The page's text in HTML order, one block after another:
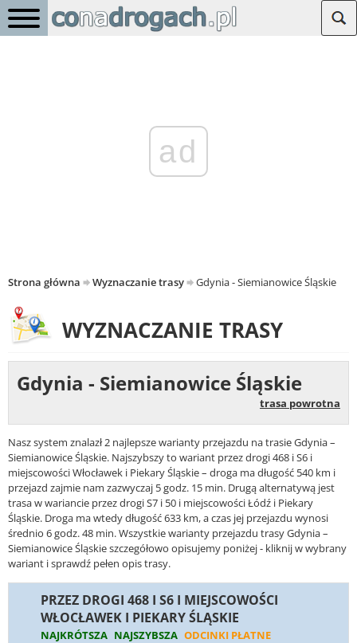
ad
Strona główna Wyznaczanie trasy Gdynia - Siemianowice Śląskie
WYZNACZANIE TRASY
Gdynia - Siemianowice Śląskie
trasa powrotna
Nasz system znalazł 2 najlepsze warianty przejazdu na trasie Gdynia –
Siemianowice Śląskie. Najszybszy to wariant przez drogi 468 i S6 i
miejscowości Włocławek i Piekary Śląskie – droga ma długość 540 km i
przejazd zajmie nam zazwyczaj 5 godz. 15 min. Drugą alternatywą jest
trasa w wariancie przez drogi S7 i 50 i miejscowości Łódź i Piekary
Śląskie. Droga ma wtedy długość 633 km, a czas jej przejazdu wynosi
średnio 6 godz. 48 min. Wszystkie warianty przejazdu trasy Gdynia –
Siemianowice Śląskie szczegółowo opisujemy poniżej - kliknij w wybrany
wariant i sprawdź pełen opis trasy.
PRZEZ DROGI 468 I S6 I MIEJSCOWOŚCI
WŁOCŁAWEK I PIEKARY ŚLĄSKIE
NAJKRÓTSZA NAJSZYBSZA ODCINKI PŁATNE